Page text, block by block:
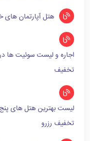
هتل آپارتمان های
تخفیف
تخفیف رزرو